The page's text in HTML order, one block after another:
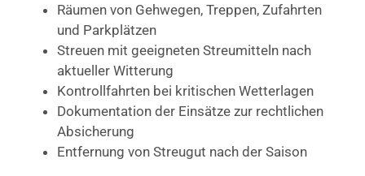
Räumen von Gehwegen, Treppen, Zufahrten
und Parkplätzen
Streuen mit geeigneten Streumitteln nach
aktueller Witterung
Kontrollfahrten bei kritischen Wetterlagen
Dokumentation der Einsätze zur rechtlichen
Absicherung
Entfernung von Streugut nach der Saison